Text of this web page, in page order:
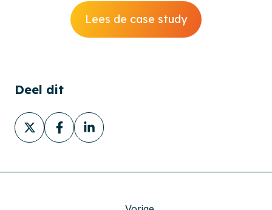
Lees de case study
Deel dit
Deel
via
Deel
via
Deel
via